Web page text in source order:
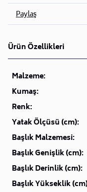
Paylaş
Ürün Özellikleri
Malzeme:
Kumaş:
Renk:
Yatak Ölçüsü (cm):
Başlık Malzemesi:
Başlık Genişlik (cm):
Başlık Derinlik (cm):
Başlık Yükseklik